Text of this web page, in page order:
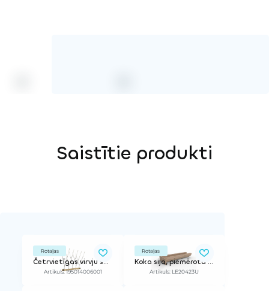
Saistītie produkti
Rotaļas
Četrvietīgas virvju šūpoles (bez balstiem)
Artikuls: 195014006001
Rotaļas
Koka sija, piemērota ūdens rotaļām
Artikuls: LE20423U